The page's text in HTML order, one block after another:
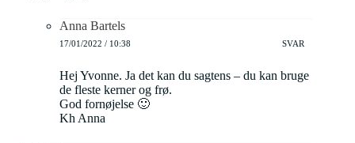
Anna Bartels
17/01/2022 / 10:38 SVAR
Hej Yvonne. Ja det kan du sagtens – du kan bruge
de fleste kerner og frø.
God fornøjelse 🙂
Kh Anna